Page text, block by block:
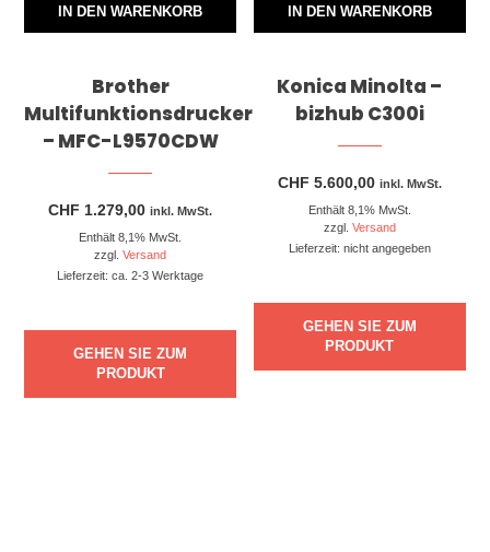
IN DEN WARENKORB
Brother
Multifunktionsdrucker
– MFC-L9570CDW
CHF 1.279,00 inkl. MwSt.
Enthält 8,1% MwSt.
zzgl.Versand
Lieferzeit: ca. 2-3 Werktage
GEHEN SIE ZUM
PRODUKT
IN DEN WARENKORB
Konica Minolta –
bizhub C300i
CHF 5.600,00 inkl. MwSt.
Enthält 8,1% MwSt.
zzgl. Versand
Lieferzeit: nicht angegeben
GEHEN SIE ZUM
PRODUKT